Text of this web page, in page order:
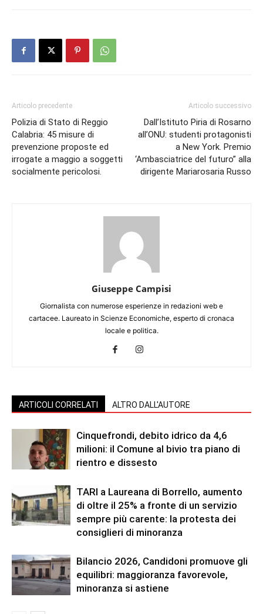
Articolo precedente
Polizia di Stato di Reggio
Calabria: 45 misure di
prevenzione proposte ed
irrogate a maggio a soggetti
socialmente pericolosi.
Articolo successivo
Dall’Istituto Piria di Rosarno
all’ONU: studenti protagonisti
a New York. Premio
‘Ambasciatrice del futuro” alla
dirigente Mariarosaria Russo
Giuseppe Campisi
Giornalista con numerose esperienze in redazioni web e
cartacee. Laureato in Scienze Economiche, esperto di cronaca
locale e politica.
ARTICOLI CORRELATI ALTRO DALL'AUTORE
Cinquefrondi, debito idrico da 4,6
milioni: il Comune al bivio tra piano di
rientro e dissesto
TARI a Laureana di Borrello, aumento
di oltre il 25% a fronte di un servizio
sempre più carente: la protesta dei
consiglieri di minoranza
Bilancio 2026, Candidoni promuove gli
equilibri: maggioranza favorevole,
minoranza si astiene